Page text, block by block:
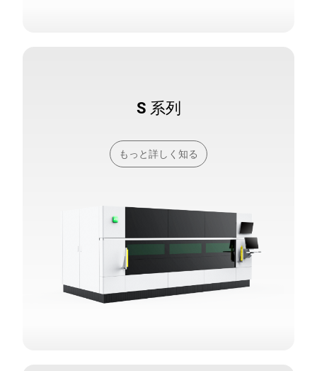
S 系列
もっと詳しく知る